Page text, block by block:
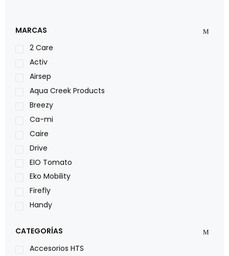
MARCAS
2 Care
Activ
Airsep
Aqua Creek Products
Breezy
Ca-mi
Caire
Drive
EIO Tomato
Eko Mobility
Firefly
Handy
Leggero
Lumex
CATEGORÍAS
Accesorios HTS